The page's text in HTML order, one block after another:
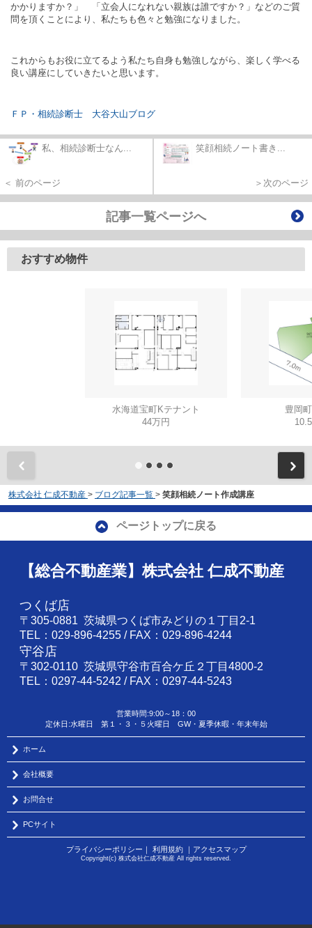
かかりますか？」 「立会人になれない親族は誰ですか？」などのご質
問を頂くことにより、私たちも色々と勉強になりました。
これからもお役に立てるよう私たち自身も勉強しながら、楽しく学べる
良い講座にしていきたいと思います。
ＦＰ・相続診断士 大谷大山ブログ
私、相続診断士なん...
＜ 前のページ
笑顔相続ノート書き...
＞次のページ
記事一覧ページへ
おすすめ物件
水海道宝町Kテナント
44万円
豊岡
株式会社 仁成不動産 > ブログ記事一覧 > 笑顔相続ノート作成講座
ページトップに戻る
【総合不動産業】株式会社 仁成不動産
つくば店
〒305-0881 茨城県つくば市みどりの１丁目2-1
TEL：029-896-4255 / FAX：029-896-4244
守谷店
〒302-0110 茨城県守谷市百合ケ丘２丁目4800-2
TEL：0297-44-5242 / FAX：0297-44-5243
営業時間:9:00～18：00
定休日:水曜日 第１・３・５火曜日 GW・夏季休暇・年末年始
ホーム
会社概要
お問合せ
PCサイト
プライバシーポリシー ｜ 利用規約｜ アクセスマップ
Copyright(c) 株式会社仁成不動産 All rights reserved.